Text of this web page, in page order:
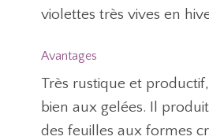
violettes très vives en
Avantages
Très rustique et
bien aux gelées. Il
des feuilles aux formes